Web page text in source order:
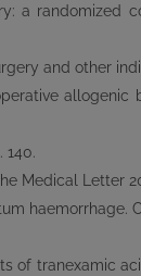
a randomized
and other
allogenic
140.
Medical Letter
haemorrhage.
of tranexamic